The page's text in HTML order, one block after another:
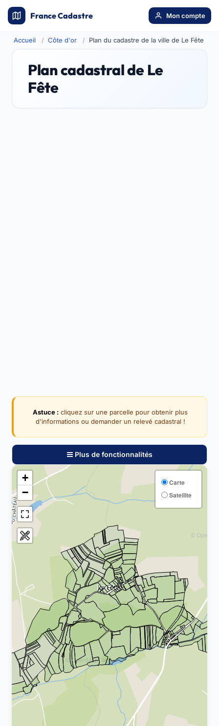
France Cadastre Mon compte
Accueil Côte d'or Plan du cadastre de la ville de Le Fête
Plan cadastral de Le
Fête
Astuce : cliquez sur une parcelle pour obtenir plus
d'informations ou demander un relevé cadastral !
Plus de fonctionnalités
+
−
Carte
Satellite